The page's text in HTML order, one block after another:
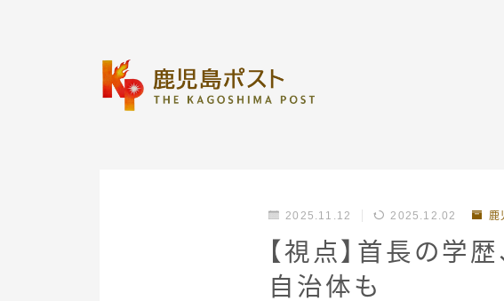
私たち
2025.11.12 2025.12.02 鹿
【視点】首長の学
自治体も